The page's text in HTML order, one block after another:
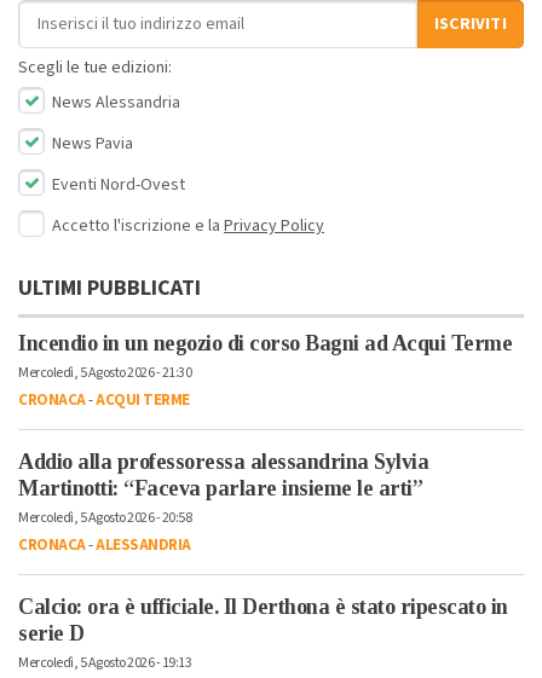
Indirizzo email
ISCRIVITI
Scegli le tue edizioni:
News Alessandria
News Pavia
Eventi Nord-Ovest
Accetto l'iscrizione e la Privacy Policy
ULTIMI PUBBLICATI
Incendio in un negozio di corso Bagni ad Acqui Terme
Mercoledì, 5 Agosto 2026 - 21:30
CRONACA-ACQUI TERME
Addio alla professoressa alessandrina Sylvia
Martinotti: “Faceva parlare insieme le arti”
Mercoledì, 5 Agosto 2026 - 20:58
CRONACA-ALESSANDRIA
Calcio: ora è ufficiale. Il Derthona è stato ripescato in
serie D
Mercoledì, 5 Agosto 2026 - 19:13